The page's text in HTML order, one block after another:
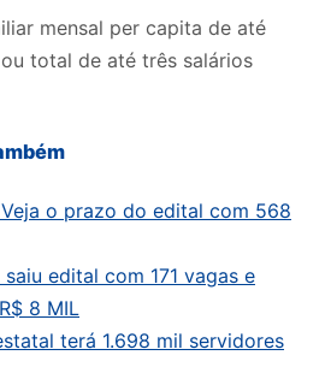
mensal per capita de até
total de até três salários
o prazo do edital com 568
edital com 171 vagas e
8 MIL
terá 1.698 mil servidores